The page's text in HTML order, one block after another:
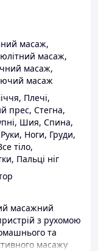
масаж,
масаж,
масаж,
масаж
, Плечі,
прес, Стегна,
, Шия, Спина,
Руки, Ноги, Груди,
тіло,
, Пальці ніг
масажний
з рухомою
та
масажу